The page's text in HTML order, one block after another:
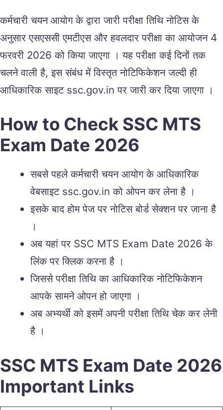
कर्मचारी चयन आयोग के द्वारा जारी परीक्षा तिथि नोटिस के
अनुसार एसएससी एमटीएस और हवलदार परीक्षा का आयोजन 4
फरवरी 2026 को किया जाएगा । यह परीक्षा कई दिनों तक
चलने वाली है, इस संबंध में विस्तृत नोटिफिकेशन जल्दी ही
आधिकारिक साइट ssc.gov.in पर जारी कर दिया जाएगा ।
How to Check SSC MTS
Exam Date 2026
सबसे पहले कर्मचारी चयन आयोग के आधिकारिक
वेबसाइट ssc.gov.in को ओपन कर लेना है ।
इसके बाद होम पेज पर नोटिस बोर्ड सेक्शन पर जाना है
।
अब यहां पर SSC MTS Exam Date 2026 के
लिंक पर क्लिक करना है ।
जिससे परीक्षा तिथि का आधिकारिक नोटिफिकेशन
आपके सामने ओपन हो जाएगा ।
अब अभ्यर्थी को इसमें अपनी परीक्षा तिथि चेक कर लेनी
है ।
SSC MTS Exam Date 2026
Important Links